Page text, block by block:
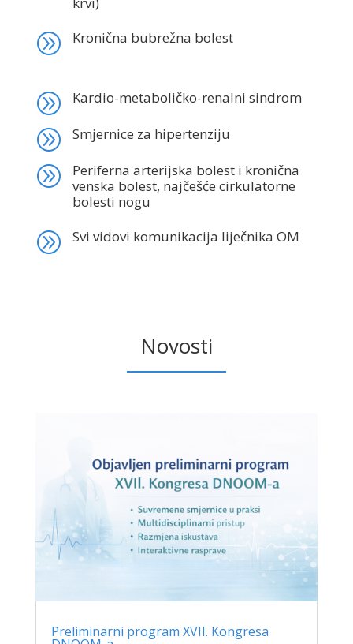
A Kronična bubrežna bolest
A Kardio-metaboličko-renalni sindrom
A Smjernice za hipertenziju
A
Periferna arterijska bolest i kronična
venska bolest, najčešće cirkulatorne
bolesti nogu
A Svi vidovi komunikacija liječnika OM
Novosti
Preliminarni program XVII. Kongresa